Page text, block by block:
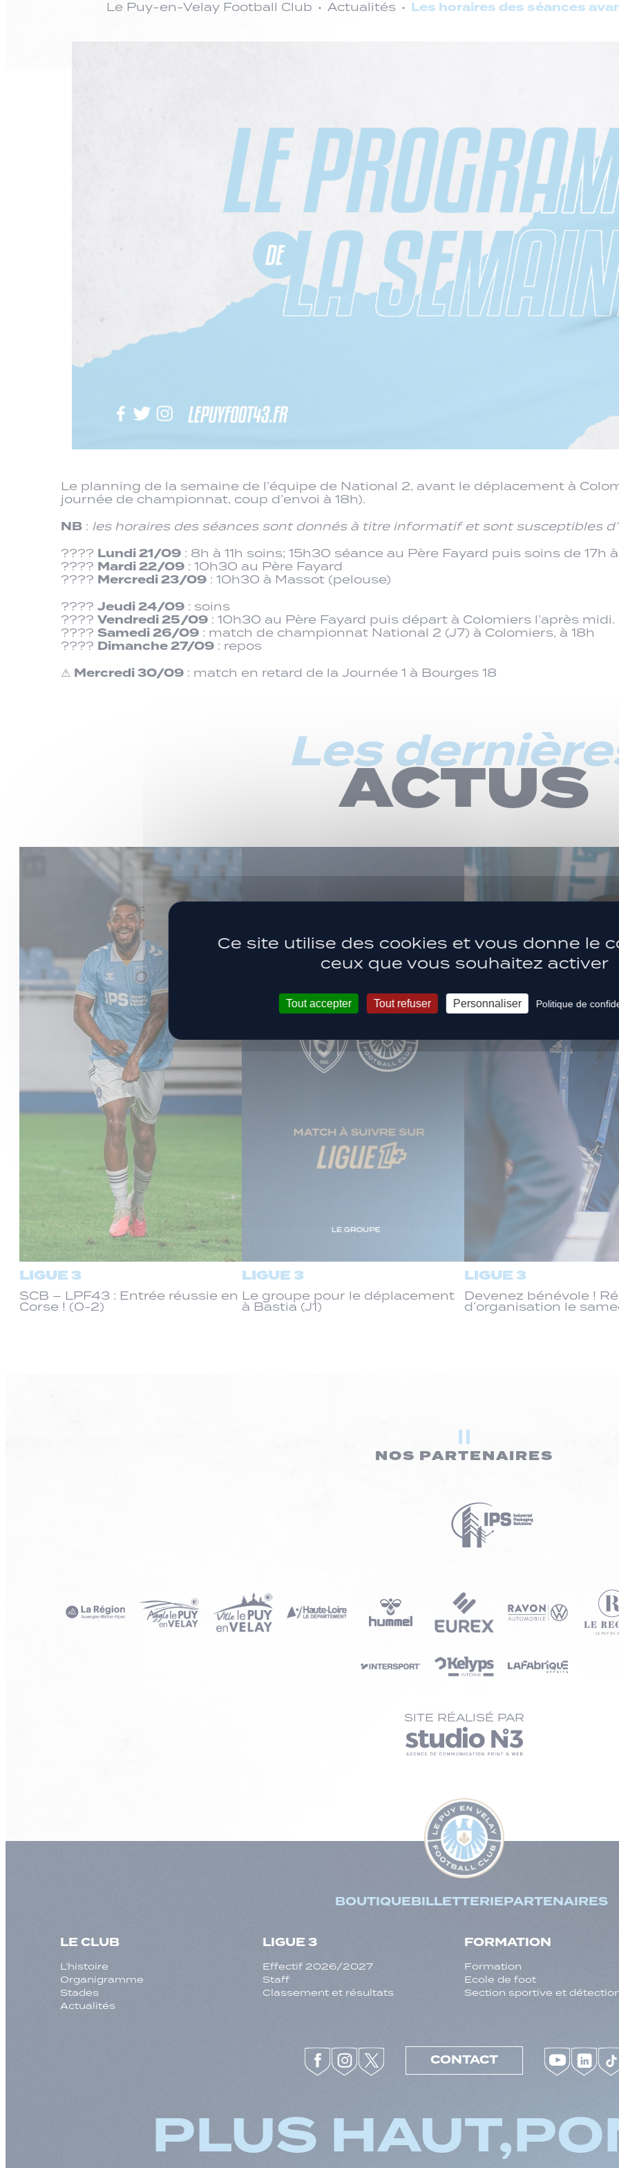
Le Puy-en-Velay Football Club Actualités Les horaires des séances
Le planning de la semaine de l’équipe de National 2, avant le déplacement à
journée de championnat, coup d’envoi à 18h).
NB : les horaires des séances sont donnés à titre informatif et sont susceptibles
???? Lundi 21/09 : 8h à 11h soins; 15h30 séance au Père Fayard puis soins de 17h
???? Mardi 22/09 : 10h30 au Père Fayard
???? Mercredi 23/09 : 10h30 à Massot (pelouse)
???? Jeudi 24/09 : soins
???? Vendredi 25/09 : 10h30 au Père Fayard puis départ à Colomiers l’après midi.
???? Samedi 26/09 : match de championnat National 2 (J7) à Colomiers, à 18h
???? Dimanche 27/09 : repos
⚠ Mercredi 30/09 : match en retard de la Journée 1 à Bourges 18
LesACTUS
LIGUE 3
SCB – LPF43 : Entrée réussie en
Corse ! (0-2)
LIGUE 3
Le groupe pour le déplacement
à Bastia (J1)
LIGUE 3
Devenez bénévole !
d’organisation le
NOS PARTENAIRES
SITE RÉALISÉ PAR
BOUTIQUEBILLETTERIEPARTENAIRES
LE CLUB
L’histoire
Organigramme
Stades
Actualités
LIGUE 3
Effectif 2026/2027
Staff
Classement et résultats
FORMATION
Formation
Ecole de foot
Section sportive et
CONTACT
PLUS HAUT,
Ce site utilise des cookies et vous donne le
ceux que vous souhaitez activer
Tout accepter Tout refuser Personnaliser Politique de